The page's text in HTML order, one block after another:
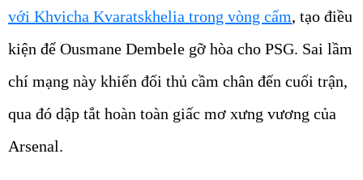
với Khvicha Kvaratskhelia trong vòng cấm, tạo điều
kiện để Ousmane Dembele gỡ hòa cho PSG. Sai lầm
chí mạng này khiến đối thủ cầm chân đến cuối trận,
qua đó dập tắt hoàn toàn giấc mơ xưng vương của
Arsenal.